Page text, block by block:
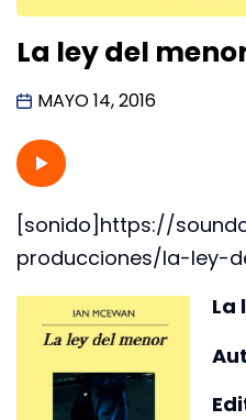
La ley del
MAYO 14, 2016
[sonido]https://
producciones/la-ley-
La